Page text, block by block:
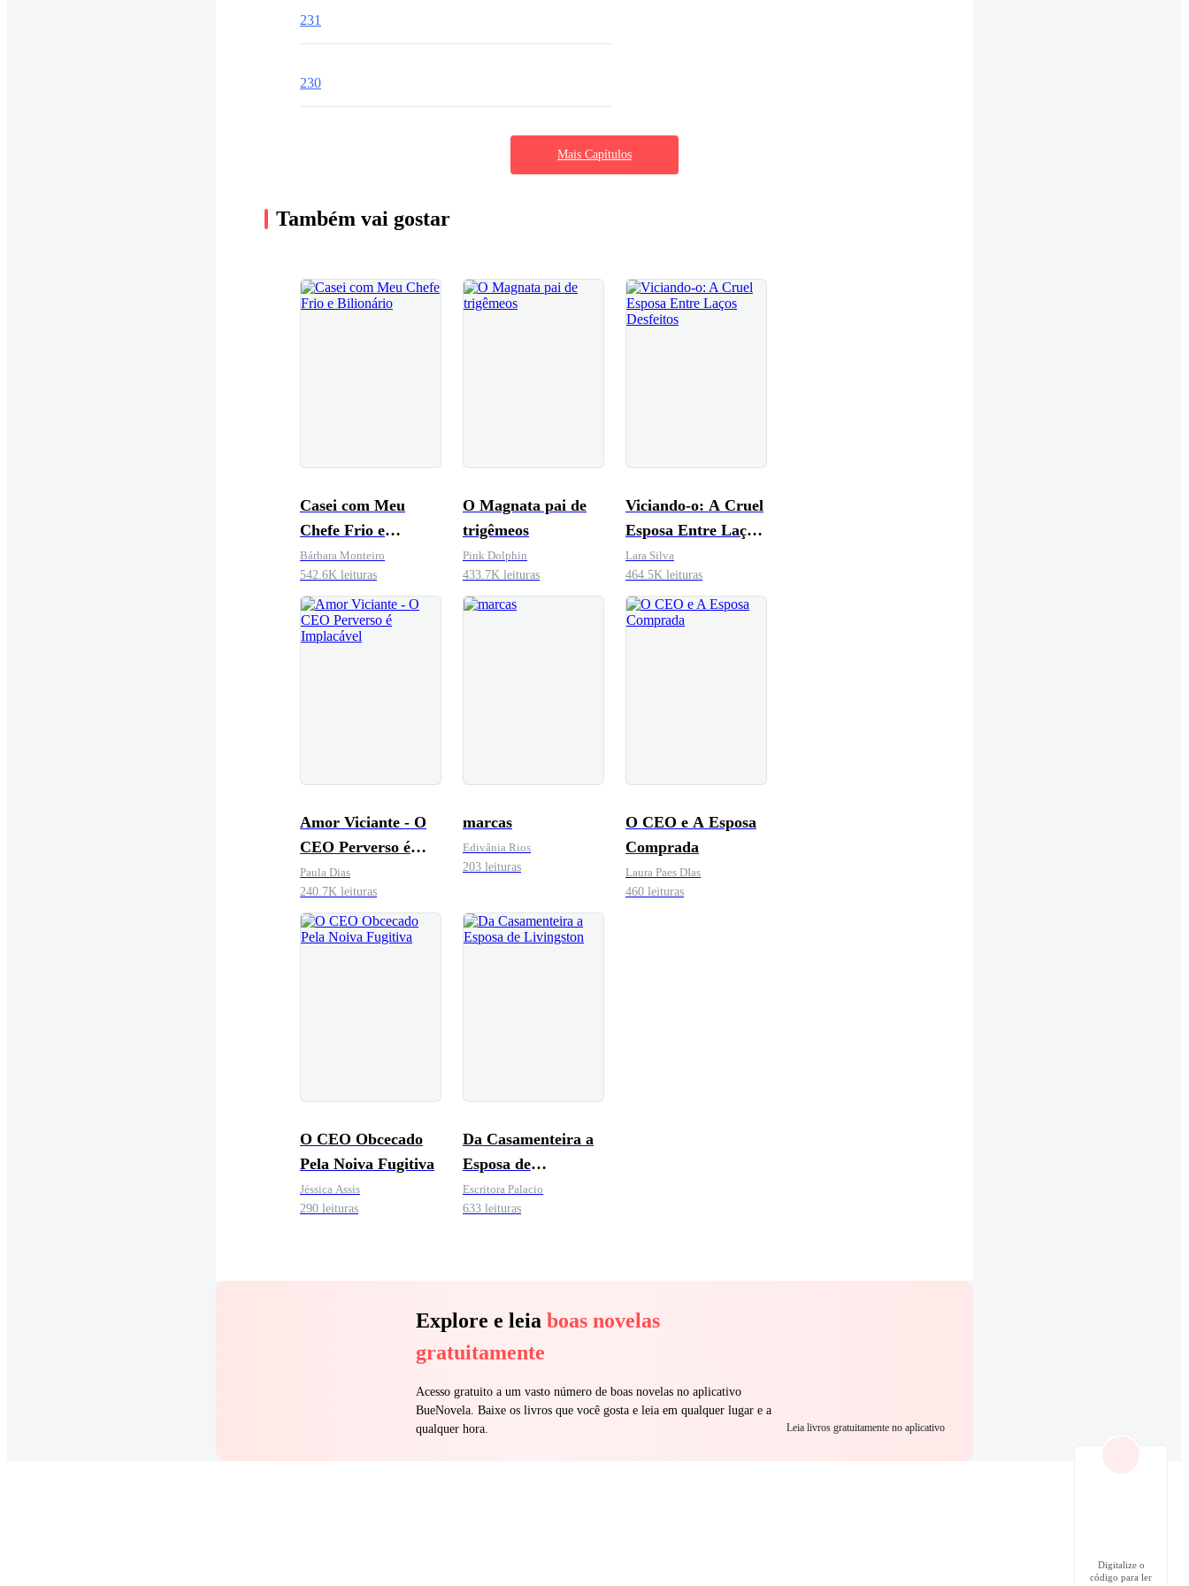
231
230
Mais Capítulos
Também vai gostar
Casei com Meu
Chefe Frio e
Bilionário
Bárbara Monteiro
542.6K leituras
O Magnata pai de
trigêmeos
Pink Dolphin
433.7K leituras
Viciando-o: A Cruel
Esposa Entre Laços
Desfeitos
Lara Silva
464.5K leituras
Amor Viciante - O
CEO Perverso é
Implacável
Paula Dias
240.7K leituras
marcas
Edivânia Rios
203 leituras
O CEO e A Esposa
Comprada
Laura Paes DIas
460 leituras
O CEO Obcecado
Pela Noiva Fugitiva
Jéssica Assis
290 leituras
Da Casamenteira a
Esposa de
Livingston
Escritora Palacio
633 leituras
Explore e leia boas novelas
gratuitamente
Acesso gratuito a um vasto número de boas novelas no aplicativo
BueNovela. Baixe os livros que você gosta e leia em qualquer lugar e a
qualquer hora.
Leia livros gratuitamente no aplicativo
Digitalize o
código para ler